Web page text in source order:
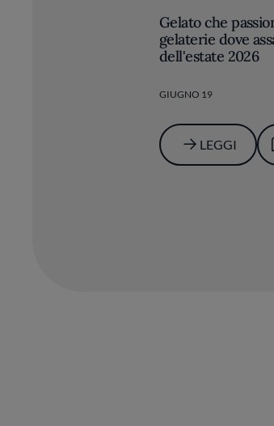
Gelato che
gelaterie dove
dell'estate 2026
GIUGNO 19
LEGGI